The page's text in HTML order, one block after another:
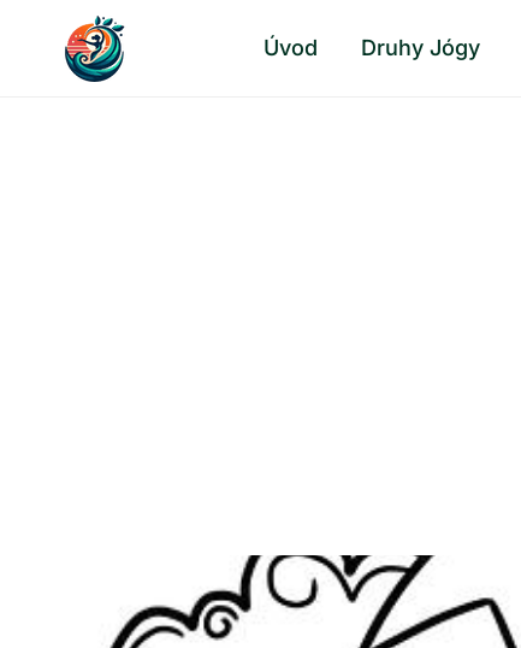
Přeskočit
Úvod Druhy Jógy